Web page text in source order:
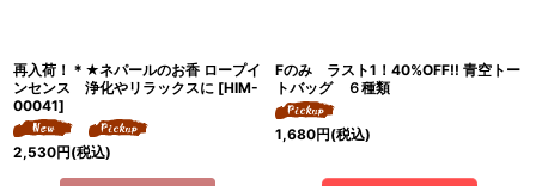
再入荷！＊★ネパールのお香 ロープイ
ンセンス 浄化やリラックスに [HIM-
00041]
2,530円(税込)
Fのみ ラスト1！40%OFF!! 青空トー
トバッグ ６種類
1,680円(税込)